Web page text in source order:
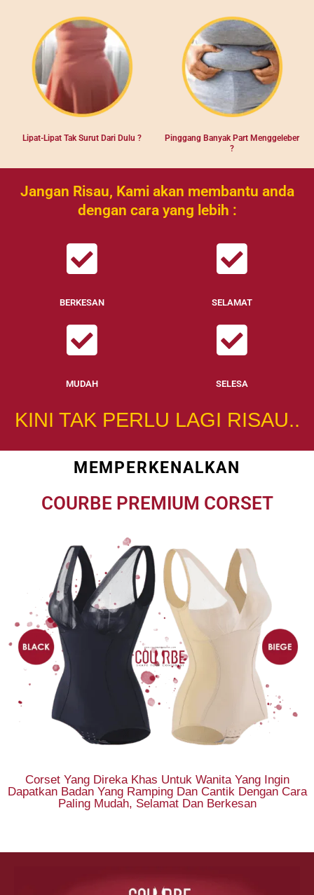
Lipat-Lipat Tak Surut Dari Dulu ?
Pinggang Banyak Part Menggeleber
?
Jangan Risau, Kami akan membantu anda
dengan cara yang lebih :
BERKESAN SELAMAT
MUDAH SELESA
KINI TAK PERLU LAGI RISAU..
MEMPERKENALKAN
COURBE PREMIUM CORSET
Corset Yang Direka Khas Untuk Wanita Yang Ingin
Dapatkan Badan Yang Ramping Dan Cantik Dengan Cara
Paling Mudah, Selamat Dan Berkesan